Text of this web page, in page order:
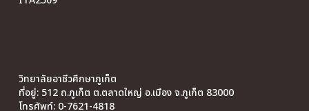
วิทยาลัยอาชีวศึกษาภูเก็ต
ที่อยู่: 512 ถ.ภูเก็ต ต.ตลาดใหญ่ อ.เมือง จ.ภูเก็ต 83000
โทรศัพท์: 0-7621-4818